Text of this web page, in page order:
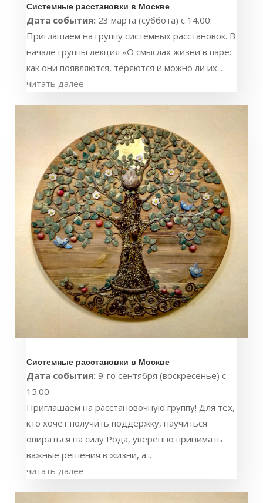
Системные расстановки в Москве
Дата события: 23 марта (суббота) с 14.00:
Приглашаем на группу системных расстановок. В
начале группы лекция «О смыслах жизни в паре:
как они появляются, теряются и можно ли их...
читать далее
Системные расстановки в Москве
Дата события: 9-го сентября (воскресенье) с
15.00:
Приглашаем на расстановочную группу! Для тех,
кто хочет получить поддержку, научиться
опираться на силу Рода, уверенно принимать
важные решения в жизни, а...
читать далее